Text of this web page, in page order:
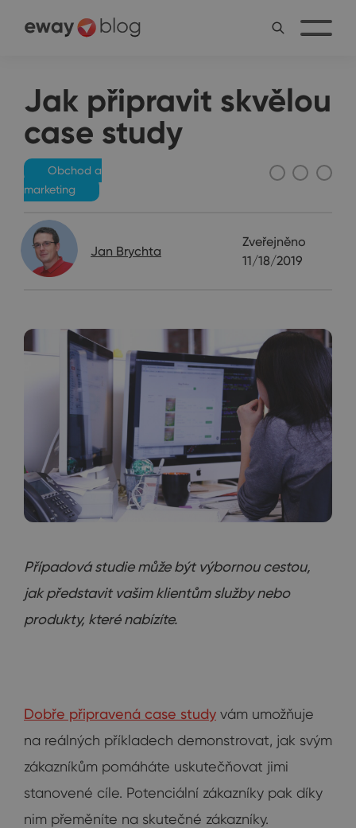
Jak připravit skvělou
case study
Obchod a
marketing
Jan Brychta
Zveřejněno
11/18/2019
Případová studie může být výbornou cestou,
jak představit vašim klientům služby nebo
produkty, které nabízíte.
Dobře připravená case study vám umožňuje
na reálných příkladech demonstrovat, jak svým
zákazníkům pomáháte uskutečňovat jimi
stanovené cíle. Potenciální zákazníky pak díky
nim přeměníte na skutečné zákazníky.